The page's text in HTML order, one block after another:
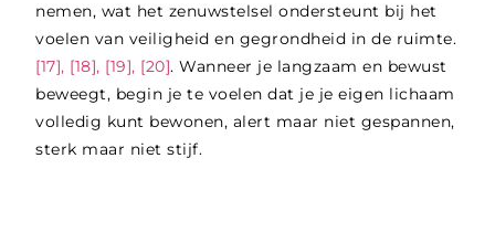
nemen, wat het zenuwstelsel ondersteunt bij het
voelen van veiligheid en gegrondheid in de ruimte.
[17], [18], [19], [20]. Wanneer je langzaam en bewust
beweegt, begin je te voelen dat je je eigen lichaam
volledig kunt bewonen, alert maar niet gespannen,
sterk maar niet stijf.